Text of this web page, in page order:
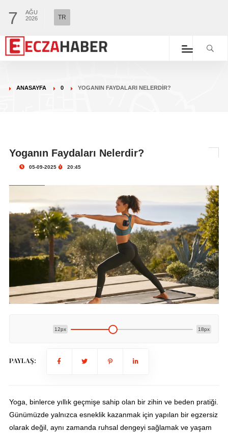
7
AĞU
2026
TR
ANASAYFA 0 YOGANIN FAYDALARI NELERDIR?
Yoganın Faydaları Nelerdir?
05-09-2025 20:45
12px 18px
PAYLAŞ:
Yoga, binlerce yıllık geçmişe sahip olan bir zihin ve beden pratiği.
Günümüzde yalnızca esneklik kazanmak için yapılan bir egzersiz
olarak değil, aynı zamanda ruhsal dengeyi sağlamak ve yaşam